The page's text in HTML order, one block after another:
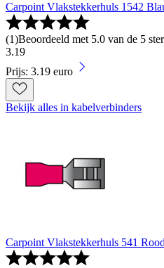
Carpoint Vlakstekkerhuls 1542
(1)Beoordeeld met 5.0 van de 5
3.19
Prijs: 3.19 euro
Bekijk alles in kabelverbinders
Carpoint Vlakstekkerhuls 541